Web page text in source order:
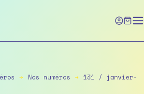
➔ Nos numéros ➔ 131 / janvier-